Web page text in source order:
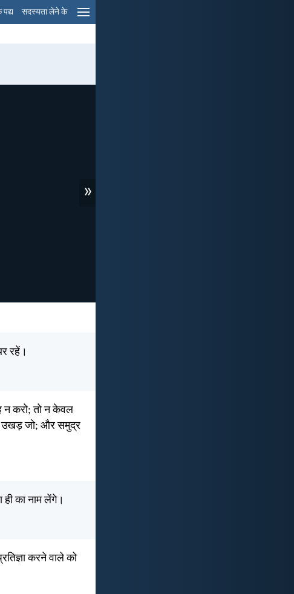
पद्य सदस्यता लेने के
»
रहें।
न करो; तो न केवल
उखड़ जो; और समुद्र
ही का नाम लेंगे।
करने वाले को